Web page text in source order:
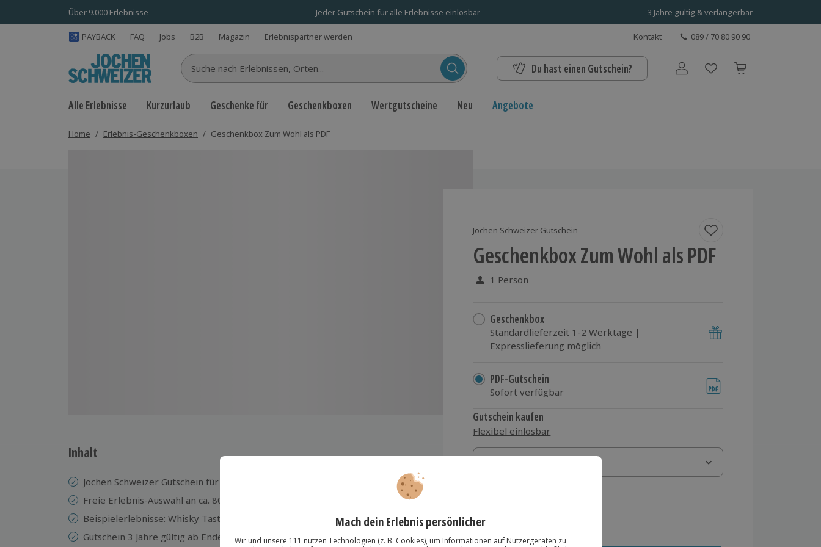
Über 9.000 Erlebnisse Jeder Gutschein für alle Erlebnisse einlösbar 3 Jahre gültig & verlängerbar
PAYBACK FAQ Jobs B2B Magazin Erlebnispartner werden Kontakt 089 / 70 80 90 90
Suche nach Erlebnissen... Du hast einen Gutschein? Benutzerkonto
Alle Erlebnisse Kurzurlaub Geschenke für Geschenkboxen Wertgutscheine Neu Angebote
Home / Erlebnis-Geschenkboxen / Geschenkbox Zum Wohl als PDF
Jochen Schweizer Gutschein
Geschenkbox Zum Wohl als PDF
1 Person
Geschenkbox
Standardlieferzeit 1-2 Werktage |
Expresslieferung möglich
PDF-Gutschein
Sofort verfügbar
Gutschein kaufen
Flexibel einlösbar
1 Gutschein
zzgl. Versand
Inhalt
Jochen Schweizer Gutschein für 1 Person
Freie Erlebnis-Auswahl an ca. 800 Orten
Beispielerlebnisse: Whisky Tasting, Gin Tasting, Cocktail Workshop
Gutschein 3 Jahre gültig ab Ende des Kaufjahres